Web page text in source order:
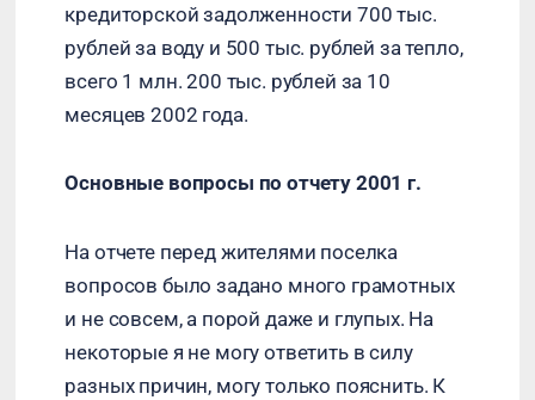
кредиторской задолженности 700 тыс.
рублей за воду и 500 тыс. рублей за тепло,
всего 1 млн. 200 тыс. рублей за 10
месяцев 2002 года.
Основные вопросы по отчету 2001 г.
На отчете перед жителями поселка
вопросов было задано много грамотных
и не совсем, а порой даже и глупых. На
некоторые я не могу ответить в силу
разных причин, могу только пояснить. К